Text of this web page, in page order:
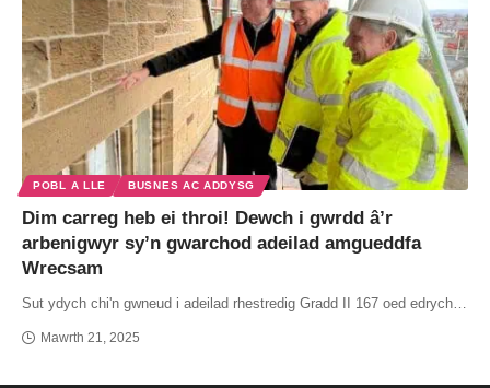
POBL A LLE BUSNES AC ADDYSG
Dim carreg heb ei throi! Dewch i gwrdd â’r
arbenigwyr sy’n gwarchod adeilad amgueddfa
Wrecsam
Sut ydych chi'n gwneud i adeilad rhestredig Gradd II 167 oed edrych…
Mawrth 21, 2025